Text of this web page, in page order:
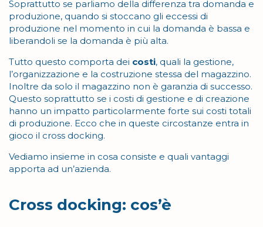
Soprattutto se parliamo della differenza tra domanda e
produzione, quando si stoccano gli eccessi di
produzione nel momento in cui la domanda è bassa e
liberandoli se la domanda è più alta.
Tutto questo comporta dei costi, quali la gestione,
l’organizzazione e la costruzione stessa del magazzino.
Inoltre da solo il magazzino non è garanzia di successo.
Questo soprattutto se i costi di gestione e di creazione
hanno un impatto particolarmente forte sui costi totali
di produzione. Ecco che in queste circostanze entra in
gioco il cross docking.
Vediamo insieme in cosa consiste e quali vantaggi
apporta ad un’azienda.
Cross docking: cos’è